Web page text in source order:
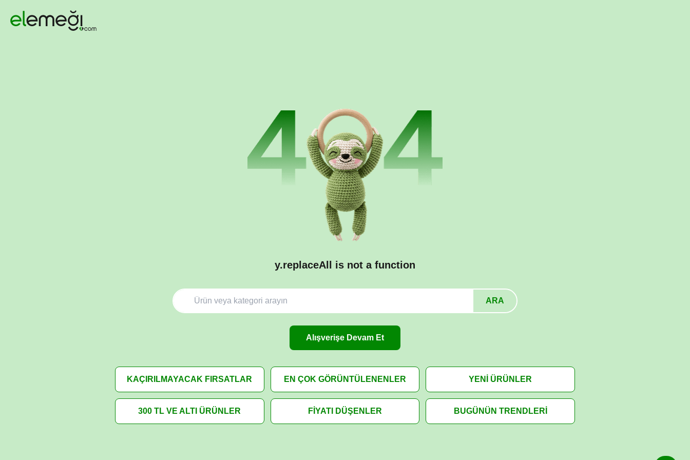
y.replaceAll is not a function
ARA
Alışverişe Devam Et
KAÇIRILMAYACAK FIRSATLAR EN ÇOK GÖRÜNTÜLENENLER YENİ ÜRÜNLER
300 TL VE ALTI ÜRÜNLER FİYATI DÜŞENLER BUGÜNÜN TRENDLERİ